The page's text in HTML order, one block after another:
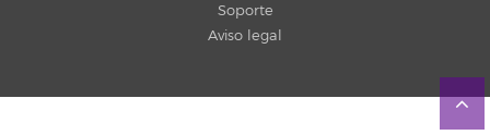
Soporte
Aviso legal